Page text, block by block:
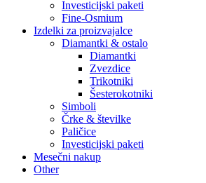
Investicijski paketi
Fine-Osmium
Izdelki za proizvajalce
Diamantki & ostalo
Diamantki
Zvezdice
Trikotniki
Šesterokotniki
Simboli
Črke & številke
Paličice
Investicijski paketi
Mesečni nakup
Other